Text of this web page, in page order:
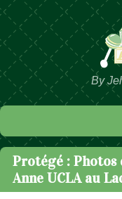
By
Passer au contenu
Protégé : Photos
Anne UCLA au